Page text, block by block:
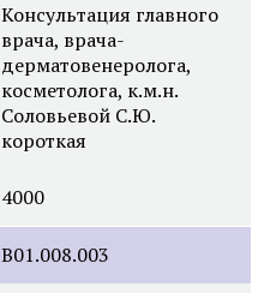
Консультация главного
врача, врача-
дерматовенеролога,
косметолога, к.м.н.
Соловьевой С.Ю.
короткая
4000
B01.008.003